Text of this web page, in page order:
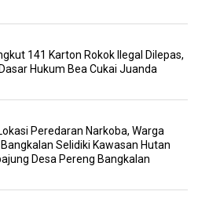
141 Karton Rokok Ilegal Dilepas,
Hukum Bea Cukai Juanda
Peredaran Narkoba, Warga
Selidiki Kawasan Hutan
Desa Pereng Bangkalan